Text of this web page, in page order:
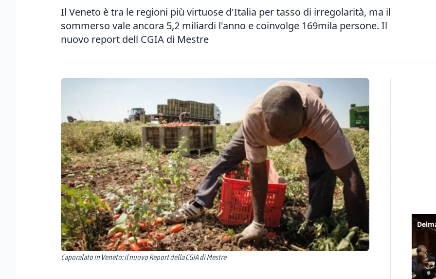
Il Veneto è tra le regioni più virtuose d'Italia per tasso di irregolarità, ma il
sommerso vale ancora 5,2 miliardi l'anno e coinvolge 169mila persone. Il
nuovo report dell CGIA di Mestre
Caporalato in Veneto: il nuovo Report della CGIA di Mestre